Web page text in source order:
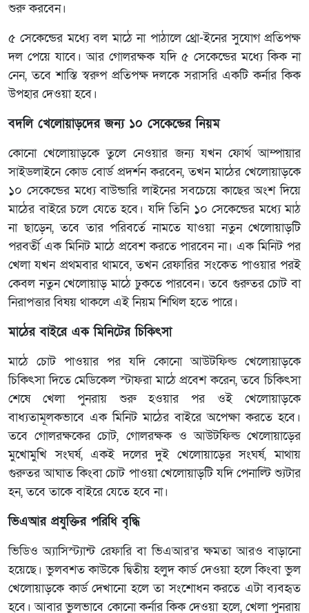
শুরু করবেন।
৫ সেকেন্ডের মধ্যে বল মাঠে না পাঠালে থ্রো-ইনের সুযোগ প্রতিপক্ষ
দল পেয়ে যাবে। আর গোলরক্ষক যদি ৫ সেকেন্ডের মধ্যে কিক না
নেন, তবে শাস্তি স্বরুপ প্রতিপক্ষ দলকে সরাসরি একটি কর্নার কিক
উপহার দেওয়া হবে।
বদলি খেলোয়াড়দের জন্য ১০ সেকেন্ডের নিয়ম
কোনো খেলোয়াড়কে তুলে নেওয়ার জন্য যখন ফোর্থ আম্পায়ার
সাইডলাইনে কোড বোর্ড প্রদর্শন করবেন, তখন মাঠের খেলোয়াড়কে
১০ সেকেন্ডের মধ্যে বাউন্ডারি লাইনের সবচেয়ে কাছের অংশ দিয়ে
মাঠের বাইরে চলে যেতে হবে। যদি তিনি ১০ সেকেন্ডের মধ্যে মাঠ
না ছাড়েন, তবে তার পরিবর্তে নামতে যাওয়া নতুন খেলোয়াড়টি
পরবর্তী এক মিনিট মাঠে প্রবেশ করতে পারবেন না। এক মিনিট পর
খেলা যখন প্রথমবার থামবে, তখন রেফারির সংকেত পাওয়ার পরই
কেবল নতুন খেলোয়াড় মাঠে ঢুকতে পারবেন। তবে গুরুতর চোট বা
নিরাপত্তার বিষয় থাকলে এই নিয়ম শিথিল হতে পারে।
মাঠের বাইরে এক মিনিটের চিকিৎসা
মাঠে চোট পাওয়ার পর যদি কোনো আউটফিল্ড খেলোয়াড়কে
চিকিৎসা দিতে মেডিকেল স্টাফরা মাঠে প্রবেশ করেন, তবে চিকিৎসা
শেষে খেলা পুনরায় শুরু হওয়ার পর ওই খেলোয়াড়কে
বাধ্যতামূলকভাবে এক মিনিট মাঠের বাইরে অপেক্ষা করতে হবে।
তবে গোলরক্ষকের চোট, গোলরক্ষক ও আউটফিল্ড খেলোয়াড়ের
মুখোমুখি সংঘর্ষ, একই দলের দুই খেলোয়াড়ের সংঘর্ষ, মাথায়
গুরুতর আঘাত কিংবা চোট পাওয়া খেলোয়াড়টি যদি পেনাল্টি শ্যুটার
হন, তবে তাকে বাইরে যেতে হবে না।
ভিএআর প্রযুক্তির পরিধি বৃদ্ধি
ভিডিও অ্যাসিস্ট্যান্ট রেফারি বা ভিএআর’র ক্ষমতা আরও বাড়ানো
হয়েছে। ভুলবশত কাউকে দ্বিতীয় হলুদ কার্ড দেওয়া হলে কিংবা ভুল
খেলোয়াড়কে কার্ড দেখানো হলে তা সংশোধন করতে এটা ব্যবহৃত
হবে। আবার ভুলভাবে কোনো কর্নার কিক দেওয়া হলে, খেলা পুনরায়